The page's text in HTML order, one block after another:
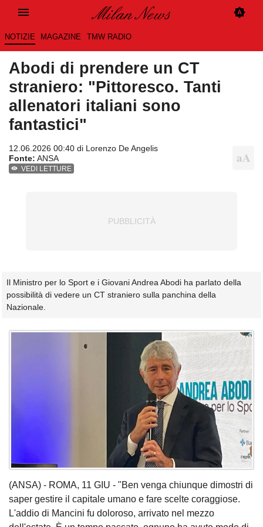
NOTIZIE MAGAZINE TMW RADIO
Abodi di prendere un CT
straniero: "Pittoresco. Tanti
allenatori italiani sono
fantastici"
12.06.2026 00:40 di Lorenzo De Angelis
Fonte: ANSA
VEDI LETTURE
Il Ministro per lo Sport e i Giovani Andrea Abodi ha parlato della
possibilità di vedere un CT straniero sulla panchina della
Nazionale.
(ANSA) - ROMA, 11 GIU - "Ben venga chiunque dimostri di
saper gestire il capitale umano e fare scelte coraggiose.
L'addio di Mancini fu doloroso, arrivato nel mezzo